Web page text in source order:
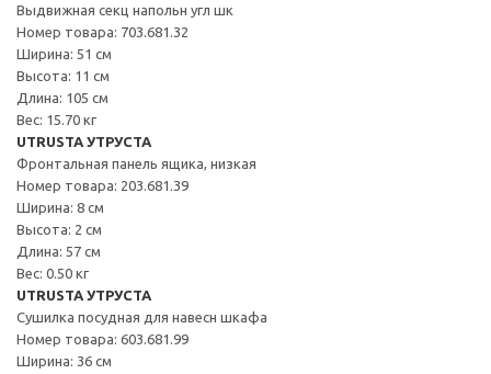
Выдвижная секц напольн угл шк
Номер товара: 703.681.32
Ширина: 51 см
Высота: 11 см
Длина: 105 см
Вес: 15.70 кг
UTRUSTA УТРУСТА
Фронтальная панель ящика, низкая
Номер товара: 203.681.39
Ширина: 8 см
Высота: 2 см
Длина: 57 см
Вес: 0.50 кг
UTRUSTA УТРУСТА
Сушилка посудная для навесн шкафа
Номер товара: 603.681.99
Ширина: 36 см